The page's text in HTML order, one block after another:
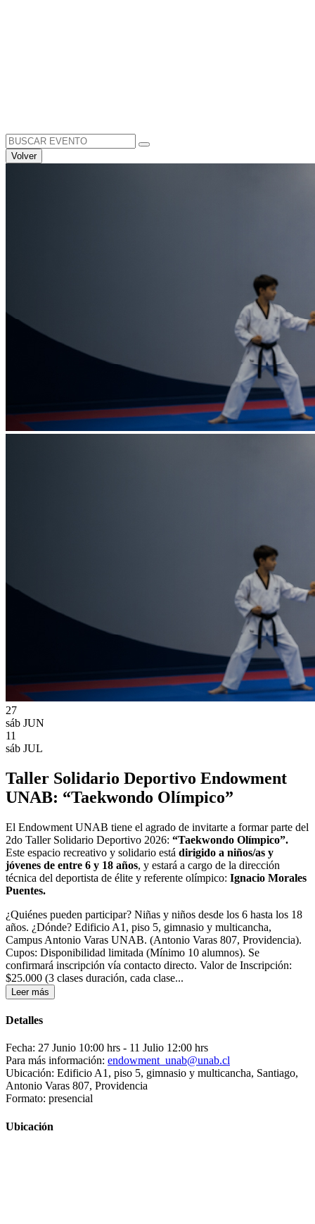
Search
for:
Volver
27
sáb JUN
11
sáb JUL
Taller Solidario Deportivo Endowment
UNAB: “Taekwondo Olímpico”
El Endowment UNAB tiene el agrado de invitarte a formar parte del
2do Taller Solidario Deportivo 2026: “Taekwondo Olímpico”.
Este espacio recreativo y solidario está dirigido a niños/as y
jóvenes de entre 6 y 18 años, y estará a cargo de la dirección
técnica del deportista de élite y referente olímpico: Ignacio Morales
Puentes.
¿Quiénes pueden participar? Niñas y niños desde los 6 hasta los 18
años. ¿Dónde? Edificio A1, piso 5, gimnasio y multicancha,
Campus Antonio Varas UNAB. (Antonio Varas 807, Providencia).
Cupos: Disponibilidad limitada (Mínimo 10 alumnos). Se
confirmará inscripción vía contacto directo. Valor de Inscripción:
$25.000 (3 clases duración, cada clase...
Leer más
Detalles
Fecha: 27 Junio 10:00 hrs - 11 Julio 12:00 hrs
Para más información: endowment_unab@unab.cl
Ubicación: Edificio A1, piso 5, gimnasio y multicancha, Santiago,
Antonio Varas 807, Providencia
Formato: presencial
Ubicación